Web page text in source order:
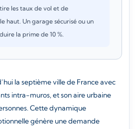
les taux de vol et de
haut. Un garage sécurisé ou un
la prime de 10 %.
la septième ville de France avec
intra-muros, et son aire urbaine
Cette dynamique
génère une demande